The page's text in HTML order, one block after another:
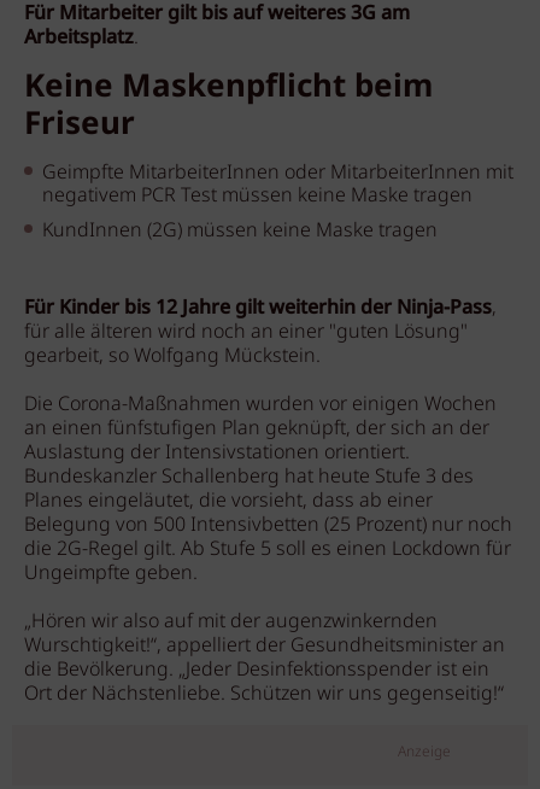
Für Mitarbeiter gilt bis auf weiteres 3G am
Arbeitsplatz.
Keine Maskenpflicht beim
Friseur
Geimpfte MitarbeiterInnen oder MitarbeiterInnen mit
negativem PCR Test müssen keine Maske tragen
KundInnen (2G) müssen keine Maske tragen
Für Kinder bis 12 Jahre gilt weiterhin der Ninja-Pass,
für alle älteren wird noch an einer "guten Lösung"
gearbeit, so Wolfgang Mückstein.
Die Corona-Maßnahmen wurden vor einigen Wochen
an einen fünfstufigen Plan geknüpft, der sich an der
Auslastung der Intensivstationen orientiert.
Bundeskanzler Schallenberg hat heute Stufe 3 des
Planes eingeläutet, die vorsieht, dass ab einer
Belegung von 500 Intensivbetten (25 Prozent) nur noch
die 2G-Regel gilt. Ab Stufe 5 soll es einen Lockdown für
Ungeimpfte geben.
„Hören wir also auf mit der augenzwinkernden
Wurschtigkeit!“, appelliert der Gesundheitsminister an
die Bevölkerung. „Jeder Desinfektionsspender ist ein
Ort der Nächstenliebe. Schützen wir uns gegenseitig!“
Anzeige